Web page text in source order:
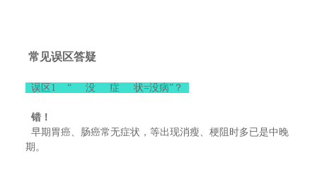
常见误区答疑
误区1 “ 没 症 状=没病”？
错！
早期胃癌、肠癌常无症状，等出现消瘦、梗阻时多已是中晚
期。